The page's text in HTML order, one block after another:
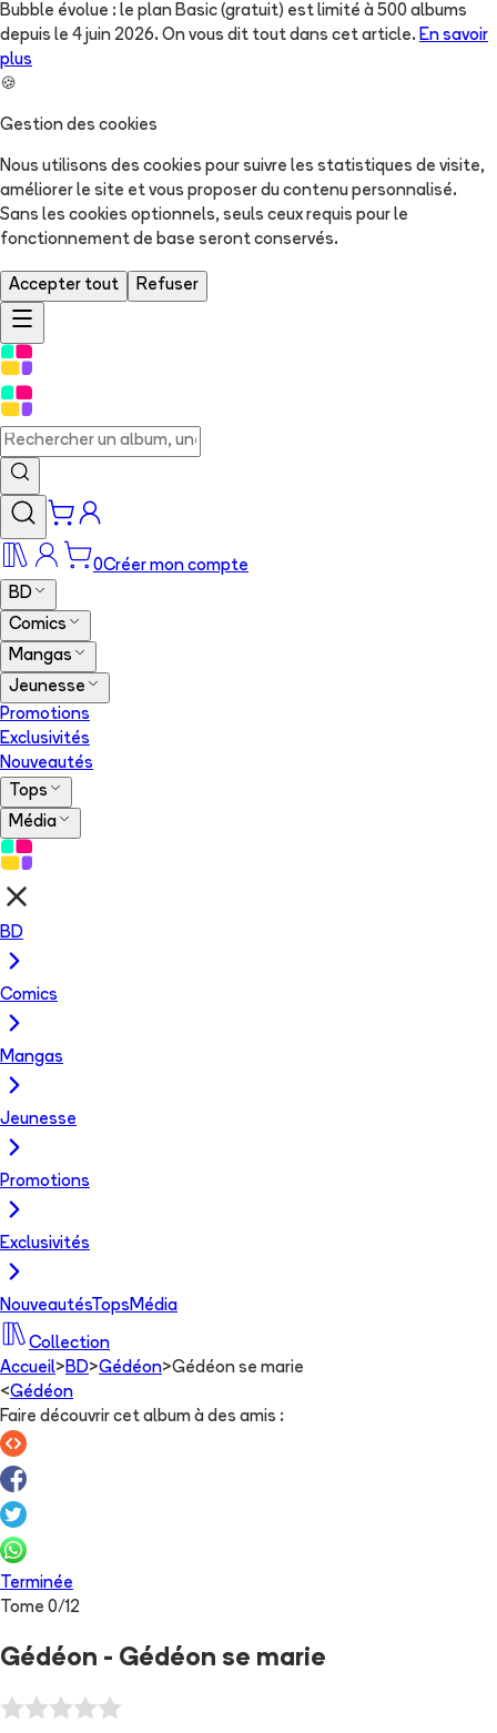
Bubble évolue : le plan Basic (gratuit) est limité à 500 albums
depuis le 4 juin 2026. On vous dit tout dans cet article. En savoir
plus
🍪
Gestion des cookies
Nous utilisons des cookies pour suivre les statistiques de visite,
améliorer le site et vous proposer du contenu personnalisé.
Sans les cookies optionnels, seuls ceux requis pour le
fonctionnement de base seront conservés.
Accepter tout Refuser
0Créer mon compte
BD
Comics
Mangas
Jeunesse
Promotions
Exclusivités
Nouveautés
Tops
Média
BD
Comics
Mangas
Jeunesse
Promotions
Exclusivités
NouveautésTops Média
Collection
Accueil> BD>Gédéon>Gédéon se marie
<Gédéon
Faire découvrir cet album à des amis :
Terminée
Tome 0/12
Gédéon - Gédéon se marie